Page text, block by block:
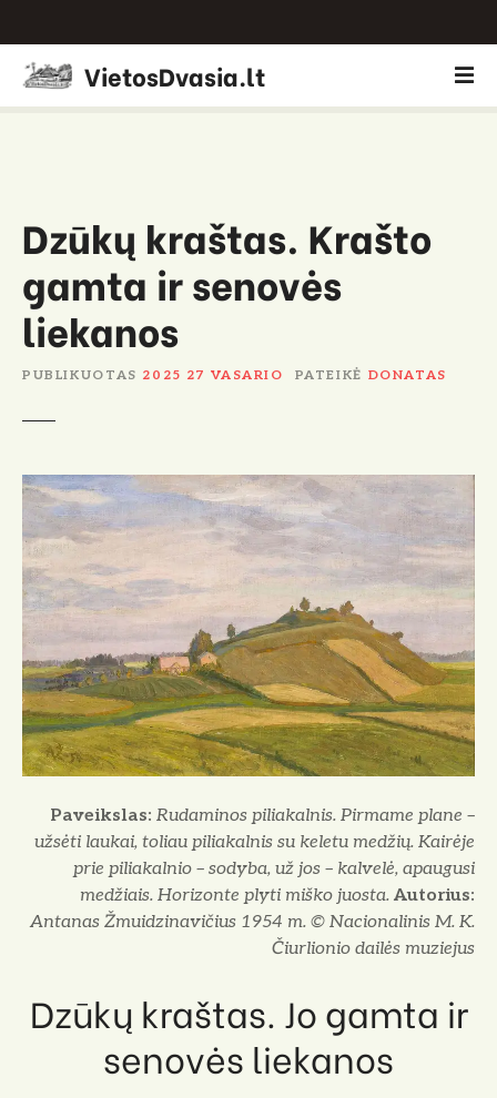
r
VietosDvasia.lt
Dzūkų kraštas. Krašto
gamta ir senovės
liekanos
PUBLIKUOTAS 2025 27 VASARIO PATEIKĖ DONATAS
Paveikslas: Rudaminos piliakalnis. Pirmame plane –
užsėti laukai, toliau piliakalnis su keletu medžių. Kairėje
prie piliakalnio – sodyba, už jos – kalvelė, apaugusi
medžiais. Horizonte plyti miško juosta. Autorius:
Antanas Žmuidzinavičius 1954 m. © Nacionalinis M. K.
Čiurlionio dailės muziejus
Dzūkų kraštas. Jo gamta ir
senovės liekanos